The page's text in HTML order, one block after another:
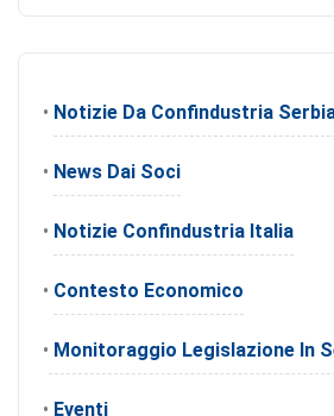
• Notizie Da Confindustria
• News Dai Soci
• Notizie Confindustria Italia
• Contesto Economico
• Monitoraggio Legislazione In
• Eventi